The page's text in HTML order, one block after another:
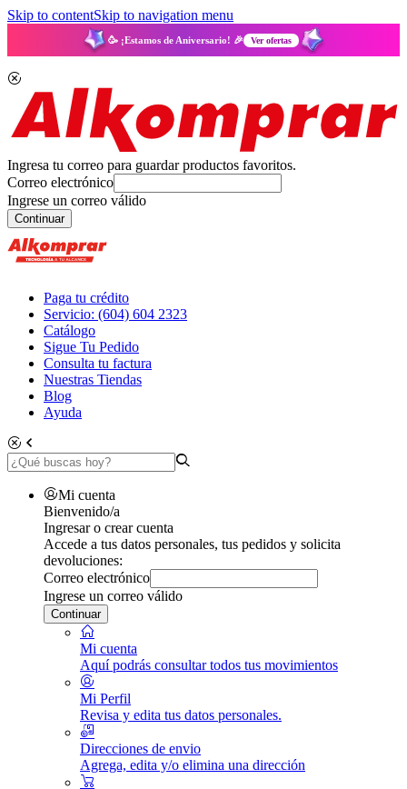
Skip to contentSkip to navigation menu
🥳 ¡Estamos de Aniversario! 🎉 Ver ofertas
Ingresa tu correo para guardar productos favoritos.
Correo electrónico
Ingrese un correo válido
Continuar
Paga tu crédito
Servicio: (604) 604 2323
Catálogo
Sigue Tu Pedido
Consulta tu factura
Nuestras Tiendas
Blog
Ayuda
Mi cuenta
Bienvenido/a
Ingresar o crear cuenta
Accede a tus datos personales, tus pedidos y solicita
devoluciones:
Correo electrónico
Ingrese un correo válido
Continuar
Mi cuenta
Aquí podrás consultar todos tus movimientos
Mi Perfil
Revisa y edita tus datos personales.
Direcciones de envio
Agrega, edita y/o elimina una dirección